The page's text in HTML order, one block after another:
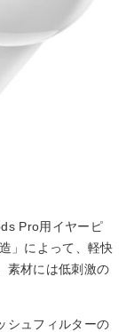
Pro用イヤーピ
」によって、軽快
素材には低刺激の
シュフィルターの